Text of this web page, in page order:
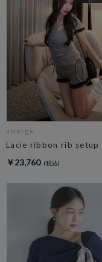
amerge.
Lacie ribbon rib setup
￥23,760